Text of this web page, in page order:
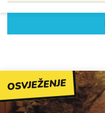
OSVJEŽENJE